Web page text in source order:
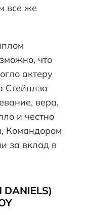
все же
что
актеру
Стейплза
вера,
и честно
Командором
за вклад в